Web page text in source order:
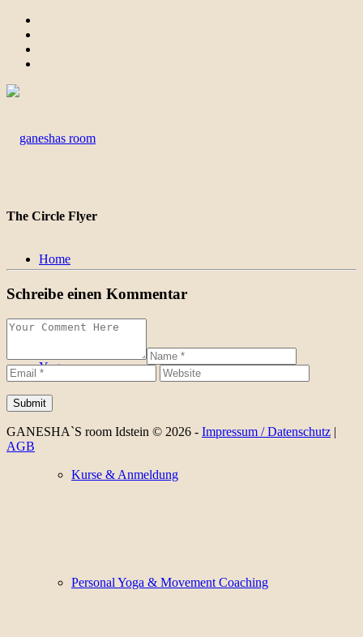
Home
Yoga
Kurse & Anmeldung
Personal Yoga & Movement Coaching
The Circle Flyer
Schreibe einen Kommentar
GANESHA`S room Idstein © 2026 - Impressum / Datenschutz |
AGB